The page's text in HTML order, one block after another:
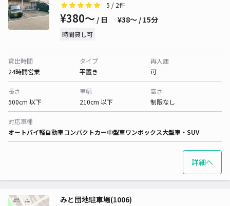
5 / 2件
¥380〜 / 日 ¥38〜 / 15分
時間貸し可
貸出時間
24時間営業
タイプ
平置き
再入庫
可
長さ
500cm 以下
車幅
210cm 以下
高さ
制限なし
対応車種
オートバイ軽自動車コンパクトカー中型車ワンボックス大型車・SUV
詳細へ
みと団地駐車場(1006)